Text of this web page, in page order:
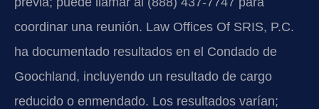
coordinar una reunión. Law Offices Of SRIS, P.C.
ha documentado resultados en el Condado de
Goochland, incluyendo un resultado de cargo
reducido o enmendado. Los resultados varían;